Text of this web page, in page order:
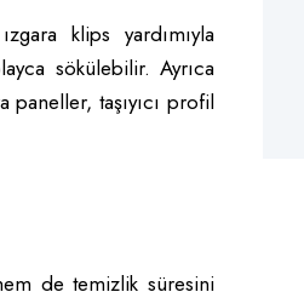
klips yardımıyla
sökülebilir. Ayrıca
paneller, taşıyıcı profil
de temizlik süresini